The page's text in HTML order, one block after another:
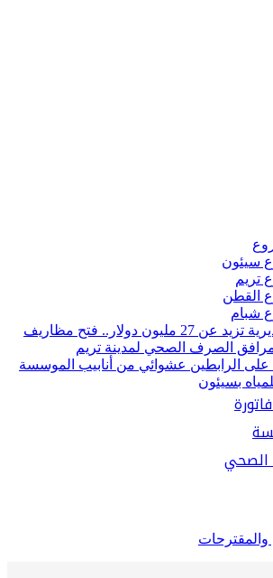
سيئون
تريم
القطن
شبام
بكلفة تقديرية تزيد عن 27 مليون دولار.. فتح مظاريف
الصرف الصحي لمدينة تريم
على الرابطين عشوائي من أنابيب الموسسة
بسيئون
الصحي
والمقترحات